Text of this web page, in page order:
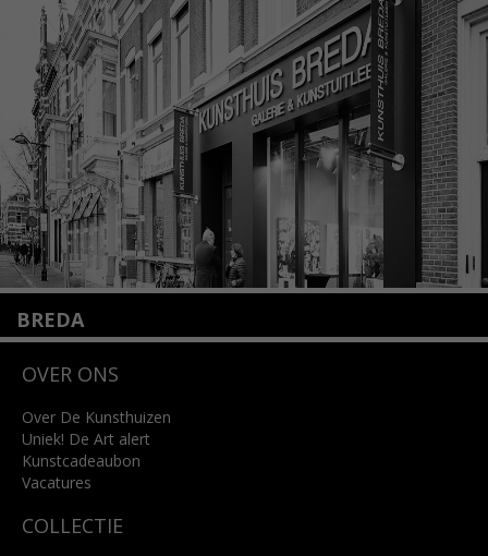
1075 VX Amsterdam
+31 (0)20 2332546
info@kunsthuisamsterdam.nl
Lees meer
BREDA
4818 SB Breda
info@kunsthuisbreda.nl
Lees meer
OVER ONS
Over De Kunsthuizen
Uniek! De Art alert
Kunstcadeaubon
Vacatures
COLLECTIE